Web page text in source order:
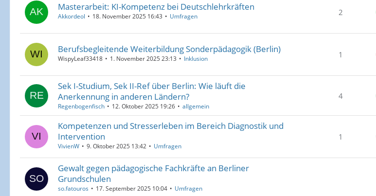
Masterarbeit: KI-Kompetenz bei Deutschlehrkräften
Akkordeol 18. November 2025 16:43 Umfragen 2
Berufsbegleitende Weiterbildung Sonderpädagogik (Berlin)
WispyLeaf33418 1. November 2025 23:13 Inklusion 1
Sek I-Studium, Sek II-Ref über Berlin: Wie läuft die
Anerkennung in anderen Ländern?
Regenbogenfisch 12. Oktober 2025 19:26 allgemein
4
Kompetenzen und Stresserleben im Bereich Diagnostik und
Intervention
VivienW 9. Oktober 2025 13:42 Umfragen
1
Gewalt gegen pädagogische Fachkräfte an Berliner
Grundschulen
so.fatouros 17. September 2025 10:04 Umfragen